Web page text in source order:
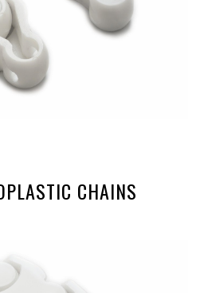
CHAINS